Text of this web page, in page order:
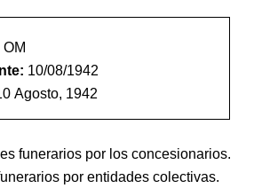
OM
10/08/1942
Agosto, 1942
funerarios por los concesionarios.
por entidades colectivas.